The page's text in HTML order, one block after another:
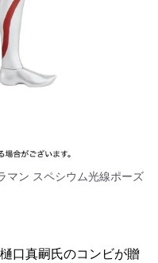
マン スペシウム光線ポーズ
口真嗣氏のコンビが贈